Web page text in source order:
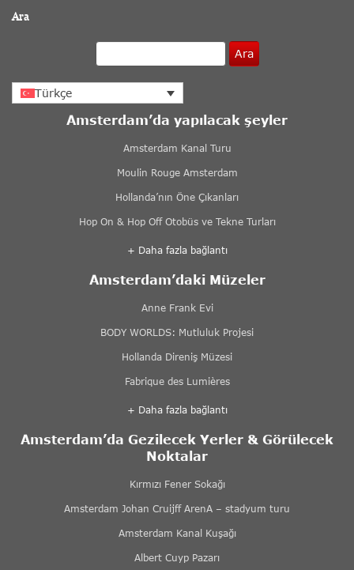
Ara
Ara
Türkçe
Amsterdam’da yapılacak şeyler
Amsterdam Kanal Turu
Moulin Rouge Amsterdam
Hollanda’nın Öne Çıkanları
Hop On & Hop Off Otobüs ve Tekne Turları
+ Daha fazla bağlantı
Amsterdam’daki Müzeler
Anne Frank Evi
BODY WORLDS: Mutluluk Projesi
Hollanda Direniş Müzesi
Fabrique des Lumières
+ Daha fazla bağlantı
Amsterdam’da Gezilecek Yerler & Görülecek
Noktalar
Kırmızı Fener Sokağı
Amsterdam Johan Cruijff ArenA – stadyum turu
Amsterdam Kanal Kuşağı
Albert Cuyp Pazarı